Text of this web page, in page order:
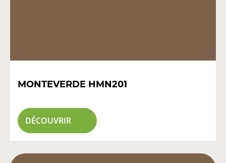
MONTEVERDE HMN201
DÉCOUVRIR